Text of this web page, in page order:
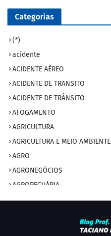
Categorias
(*)
acidente
ACIDENTE AÉREO
ACIDENTE DE TRANSITO
ACIDENTE DE TRÂNSITO
AFOGAMENTO
AGRICULTURA
AGRICULTURA E MEIO AMBIENTE
AGRO
AGRONEGÓCIOS
AGROPECUÁRIA
AMBIENTE
ANIVERSÁRIO DA CIDADE